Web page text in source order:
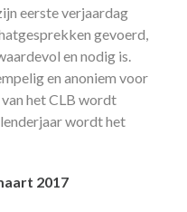
eerste verjaardag
gevoerd,
en nodig is.
en anoniem voor
het CLB wordt
wordt het
2017